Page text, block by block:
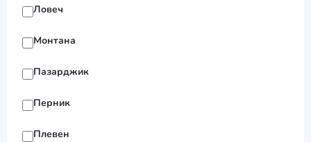
Ловеч
Монтана
Пазарджик
Перник
Плевен